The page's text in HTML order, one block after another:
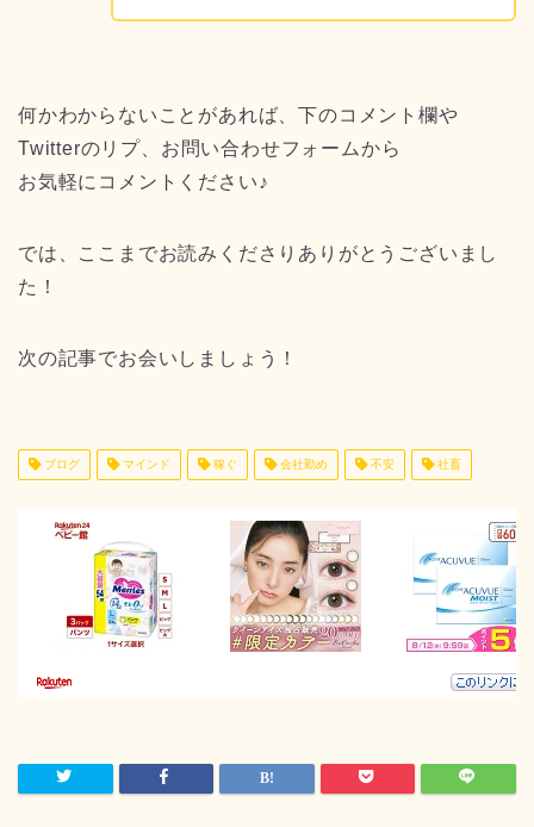
何かわからないことがあれば、下のコメント欄や
Twitterのリプ、お問い合わせフォームから
お気軽にコメントください♪
では、ここまでお読みくださりありがとうございまし
た！
次の記事でお会いしましょう！
ブログ マインド 稼ぐ 会社勤め 不安 社畜